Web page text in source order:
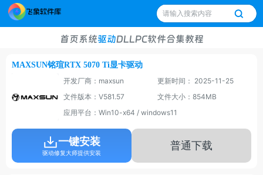
首页系统驱动DLLPC软件合集教程
MAXSUN铭瑄RTX 5070 Ti显卡驱动
开发厂商：maxsun
更新时间： 2025-11-25
文件版本：V581.57
文件大小：854MB
应用平台：Win10-x64 / windows11
一键安装
驱动修复大师提供安装
普通下载